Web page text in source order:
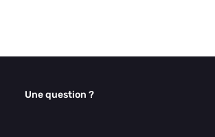
Une question ?